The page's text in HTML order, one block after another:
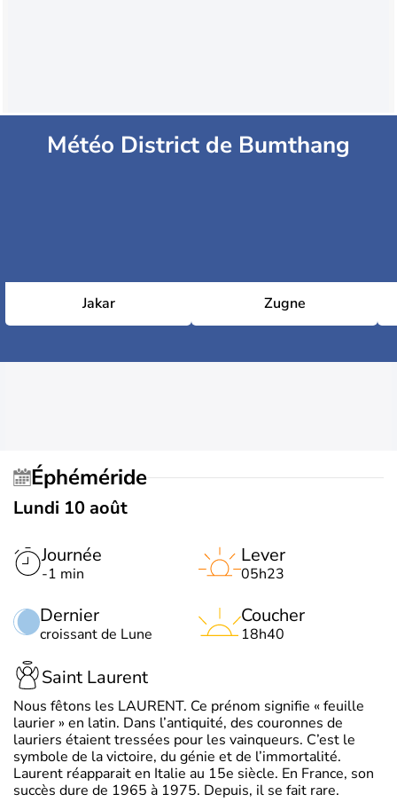
Météo District de Bumthang
Jakar Zugne
Éphéméride
Lundi 10 août
Journée
-1 min
Dernier
croissant de Lune
Lever
05h23
Coucher
18h40
Saint Laurent
Nous fêtons les LAURENT. Ce prénom signifie « feuille
laurier » en latin. Dans l’antiquité, des couronnes de
lauriers étaient tressées pour les vainqueurs. C’est le
symbole de la victoire, du génie et de l’immortalité.
Laurent réapparait en Italie au 15e siècle. En France, son
succès dure de 1965 à 1975. Depuis, il se fait rare.